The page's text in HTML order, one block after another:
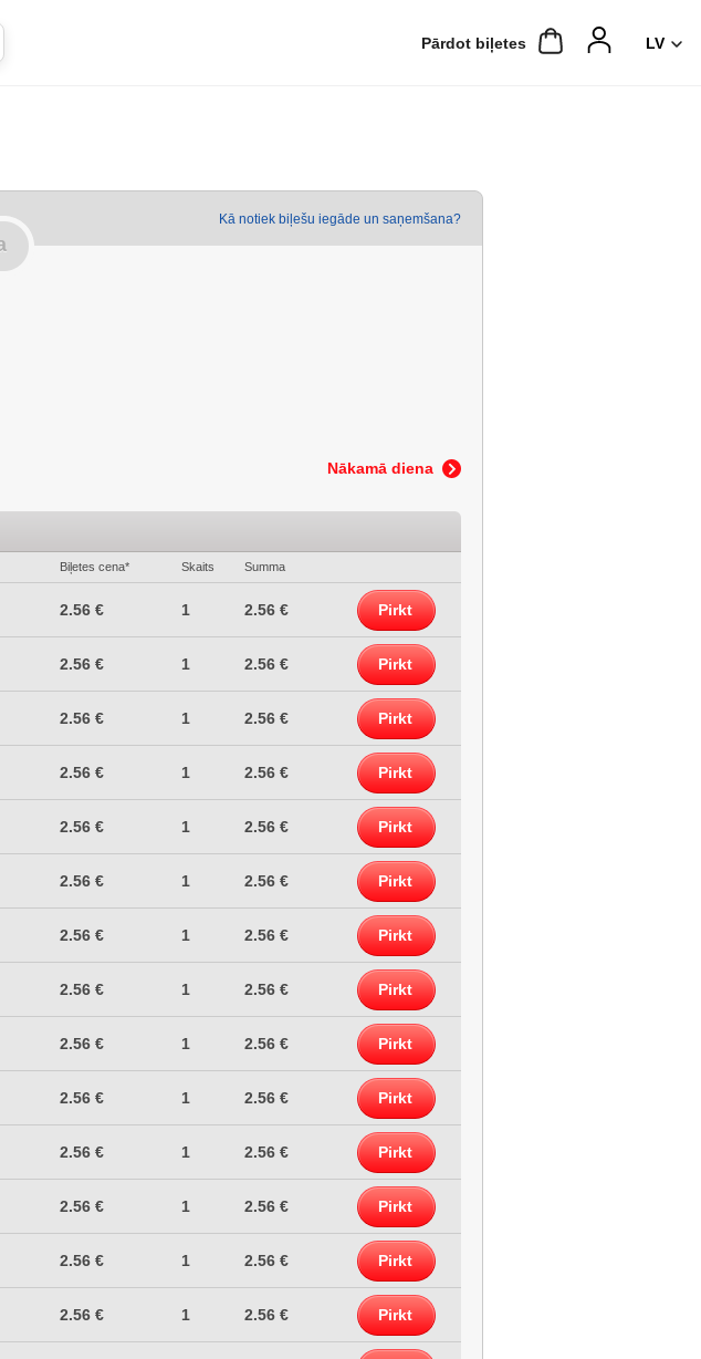
Pārdot biļetes
Kā notiek biļešu iegāde un saņemšana?
Nākamā diena
Biļetes cena* Skaits Summa
2.56 € 1 2.56 € Pirkt
2.56 € 1 2.56 € Pirkt
2.56 € 1 2.56 € Pirkt
2.56 € 1 2.56 € Pirkt
2.56 € 1 2.56 € Pirkt
2.56 € 1 2.56 € Pirkt
2.56 € 1 2.56 € Pirkt
2.56 € 1 2.56 € Pirkt
2.56 € 1 2.56 € Pirkt
2.56 € 1 2.56 € Pirkt
2.56 € 1 2.56 € Pirkt
2.56 € 1 2.56 € Pirkt
2.56 € 1 2.56 € Pirkt
2.56 € 1 2.56 € Pirkt